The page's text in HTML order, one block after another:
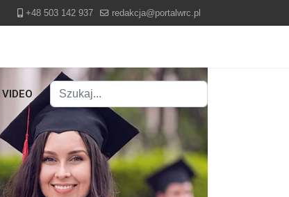
+48 503 142 937 redakcja@portalwrc.pl
VIDEO
Szukaj
Type 2 or more characters for results.